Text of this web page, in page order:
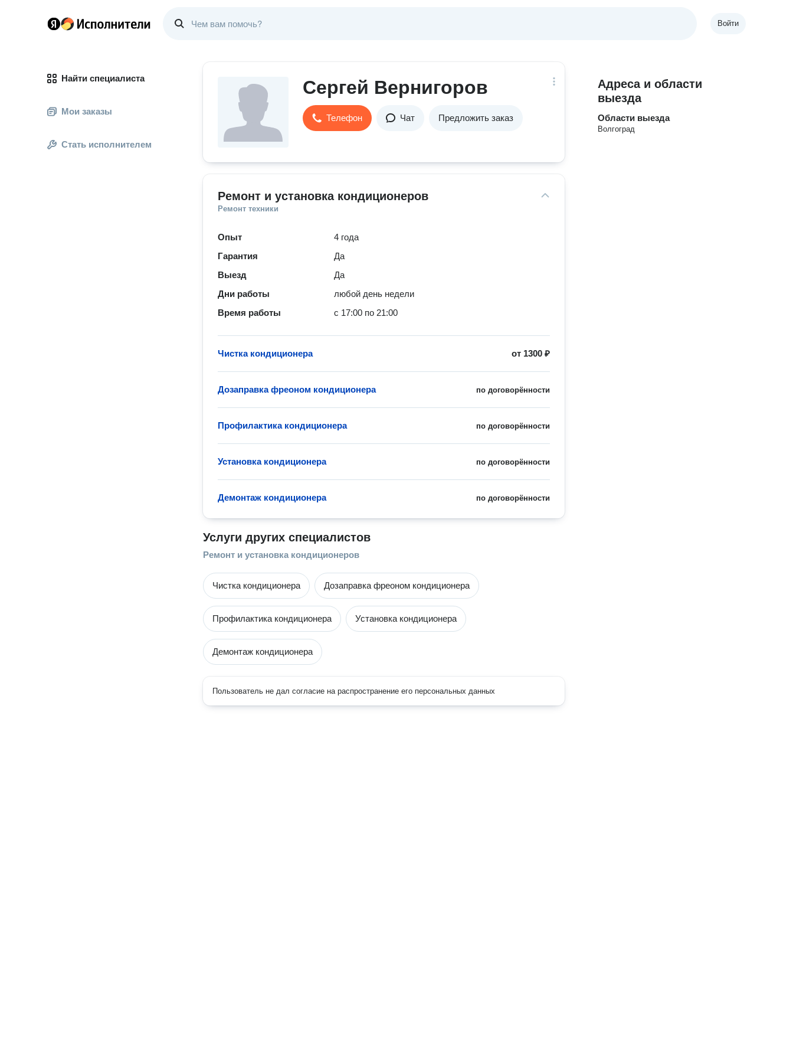
Войти
Найти специалиста
Мои заказы
Стать исполнителем
Сергей Вернигоров
Телефон Чат Предложить заказ
Ремонт и установка кондиционеров
Ремонт техники
Опыт
4 года
Гарантия
Да
Выезд
Да
Дни работы
любой день недели
Время работы
с 17:00 по 21:00
от 1300 ₽
Чистка кондиционера
по договорённости
Дозаправка фреоном кондиционера
по договорённости
Профилактика кондиционера
по договорённости
Установка кондиционера
по договорённости
Демонтаж кондиционера
Услуги других специалистов
Ремонт и установка кондиционеров
Чистка кондиционера Дозаправка фреоном кондиционера
Профилактика кондиционера Установка кондиционера
Демонтаж кондиционера
Пользователь не дал согласие на распространение его персональных данных
Адреса и области
выезда
Области выезда
Волгоград